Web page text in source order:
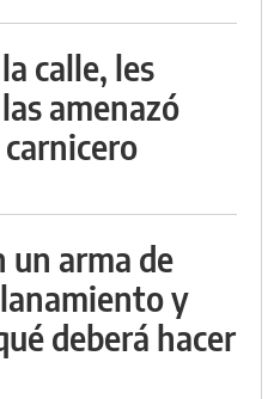
calle, les
amenazó
un arma de
y
deberá hacer